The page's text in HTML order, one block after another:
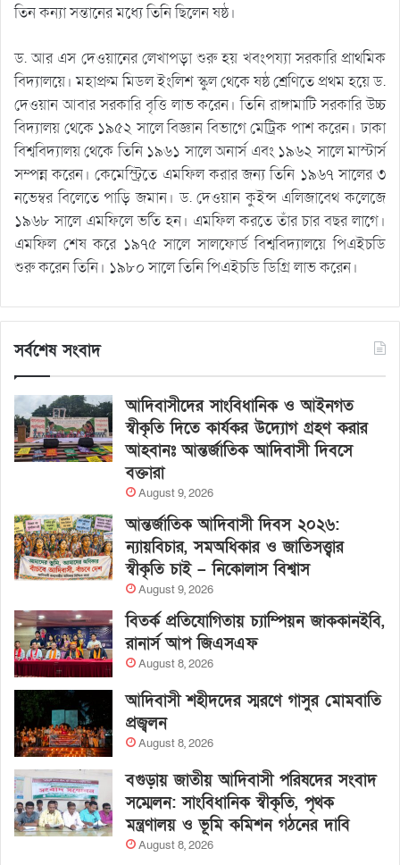
তিন কন্যা সন্তানের মধ্যে তিনি ছিলেন ষষ্ঠ।
ড. আর এস দেওয়ানের লেখাপড়া শুরু হয় খবংপয্যা সরকারি প্রাথমিক
বিদ্যালয়ে। মহাপ্রুম মিডল ইংলিশ স্কুল থেকে ষষ্ঠ শ্রেণিতে প্রথম হয়ে ড.
দেওয়ান আবার সরকারি বৃত্তি লাভ করেন। তিনি রাঙ্গামাটি সরকারি উচ্চ
বিদ্যালয় থেকে ১৯৫২ সালে বিজ্ঞান বিভাগে মেট্রিক পাশ করেন। ঢাকা
বিশ্ববিদ্যালয় থেকে তিনি ১৯৬১ সালে অনার্স এবং ১৯৬২ সালে মাস্টার্স
সম্পন্ন করেন। কেমেস্ট্রিতে এমফিল করার জন্য তিনি ১৯৬৭ সালের ৩
নভেম্বর বিলেতে পাড়ি জমান। ড. দেওয়ান কুইন্স এলিজাবেথ কলেজে
১৯৬৮ সালে এমফিলে ভর্তি হন। এমফিল করতে তাঁর চার বছর লাগে।
এমফিল শেষ করে ১৯৭৫ সালে সালফোর্ড বিশ্ববিদ্যালয়ে পিএইচডি
শুরু করেন তিনি। ১৯৮০ সালে তিনি পিএইচডি ডিগ্রি লাভ করেন।
সর্বশেষ সংবাদ
আদিবাসীদের সাংবিধানিক ও আইনগত
স্বীকৃতি দিতে কার্যকর উদ্যোগ গ্রহণ করার
আহবানঃ আন্তর্জাতিক আদিবাসী দিবসে
বক্তারা
August 9, 2026
আন্তর্জাতিক আদিবাসী দিবস ২০২৬:
ন্যায়বিচার, সমঅধিকার ও জাতিসত্ত্বার
স্বীকৃতি চাই – নিকোলাস বিশ্বাস
August 9, 2026
বিতর্ক প্রতিযোগিতায় চ্যাম্পিয়ন জাককানইবি,
রানার্স আপ জিএসএফ
August 8, 2026
আদিবাসী শহীদদের স্মরণে গাসুর মোমবাতি
প্রজ্বলন
August 8, 2026
বগুড়ায় জাতীয় আদিবাসী পরিষদের সংবাদ
সম্মেলন: সাংবিধানিক স্বীকৃতি, পৃথক
মন্ত্রণালয় ও ভূমি কমিশন গঠনের দাবি
August 8, 2026